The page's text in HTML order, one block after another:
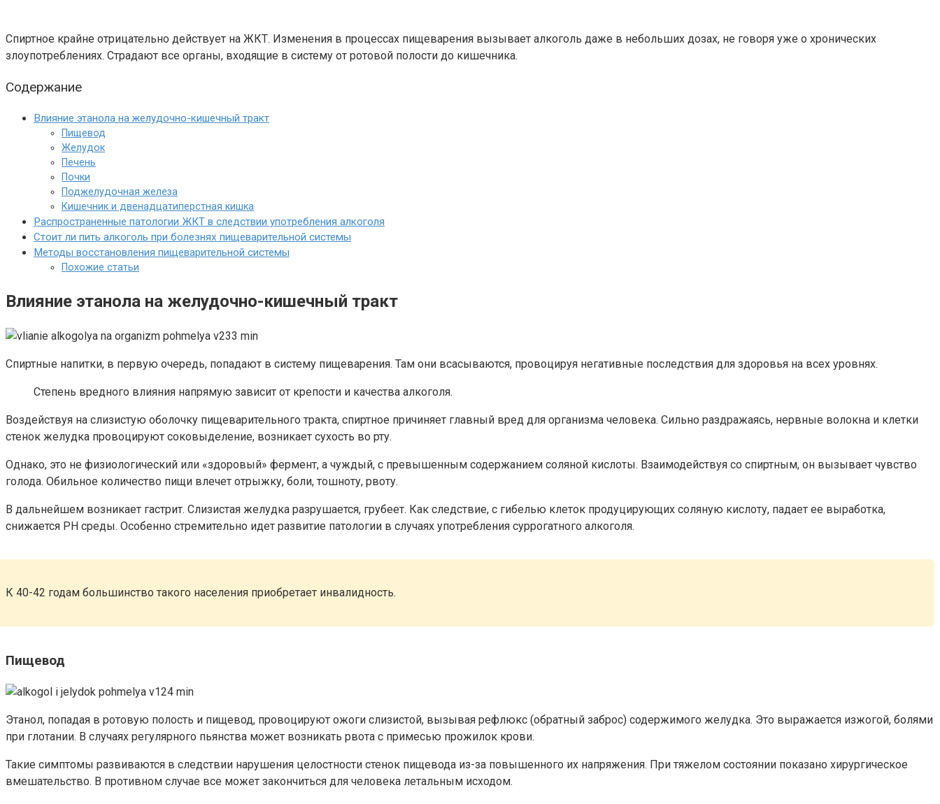
Спиртное крайне отрицательно действует на ЖКТ. Изменения в процессах пищеварения вызывает алкоголь даже в небольших дозах, не говоря уже о хронических
злоупотреблениях. Страдают все органы, входящие в систему от ротовой полости до кишечника.
Содержание
Влияние этанола на желудочно-кишечный тракт
Пищевод
Желудок
Печень
Почки
Поджелудочная железа
Кишечник и двенадцатиперстная кишка
Распространенные патологии ЖКТ в следствии употребления алкоголя
Стоит ли пить алкоголь при болезнях пищеварительной системы
Методы восстановления пищеварительной системы
Похожие статьи
Влияние этанола на желудочно-кишечный тракт
Спиртные напитки, в первую очередь, попадают в систему пищеварения. Там они всасываются, провоцируя негативные последствия для здоровья на всех уровнях.
Степень вредного влияния напрямую зависит от крепости и качества алкоголя.
Воздействуя на слизистую оболочку пищеварительного тракта, спиртное причиняет главный вред для организма человека. Сильно раздражаясь, нервные волокна и клетки
стенок желудка провоцируют соковыделение, возникает сухость во рту.
Однако, это не физиологический или «здоровый» фермент, а чуждый, с превышенным содержанием соляной кислоты. Взаимодействуя со спиртным, он вызывает чувство
голода. Обильное количество пищи влечет отрыжку, боли, тошноту, рвоту.
В дальнейшем возникает гастрит. Слизистая желудка разрушается, грубеет. Как следствие, с гибелью клеток продуцирующих соляную кислоту, падает ее выработка,
снижается РН среды. Особенно стремительно идет развитие патологии в случаях употребления суррогатного алкоголя.
К 40-42 годам большинство такого населения приобретает инвалидность.
Пищевод
Этанол, попадая в ротовую полость и пищевод, провоцируют ожоги слизистой, вызывая рефлюкс (обратный заброс) содержимого желудка. Это выражается изжогой, болями
при глотании. В случаях регулярного пьянства может возникать рвота с примесью прожилок крови.
Такие симптомы развиваются в следствии нарушения целостности стенок пищевода из-за повышенного их напряжения. При тяжелом состоянии показано хирургическое
вмешательство. В противном случае все может закончиться для человека летальным исходом.